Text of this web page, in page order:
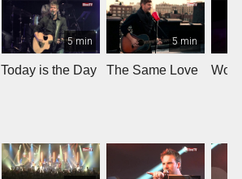
5 min
Today is the Day
5 min
The Same Love